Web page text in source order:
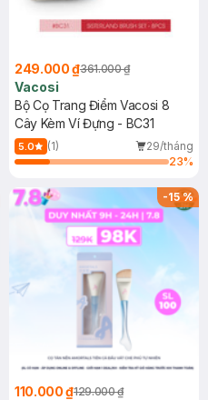
249.000 ₫361.000 ₫
Vacosi
Bộ Cọ Trang Điểm Vacosi 8
Cây Kèm Ví Đựng - BC31
5.0 (1)
29/tháng
23%
-15%
110.000 ₫129.000 ₫